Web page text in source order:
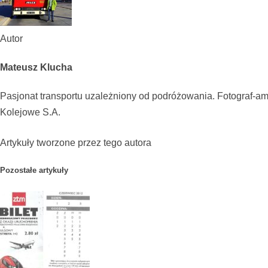
Autor
Mateusz Klucha
Pasjonat transportu uzależniony od podróżowania. Fotograf-
Kolejowe S.A.
Artykuły tworzone przez tego autora
Pozostałe artykuły